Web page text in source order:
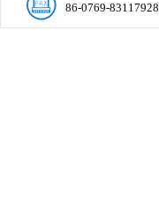
86-0769-83117928